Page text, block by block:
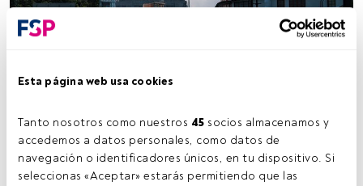
Esta página web usa cookies
Tanto nosotros como nuestros 45 socios almacenamos y
accedemos a datos personales, como datos de
navegación o identificadores únicos, en tu dispositivo. Si
seleccionas «Aceptar» estarás permitiendo que las
Tiempo lectura: 2 min.